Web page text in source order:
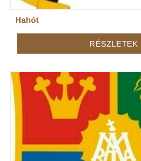
Hahót
RÉSZLETEK